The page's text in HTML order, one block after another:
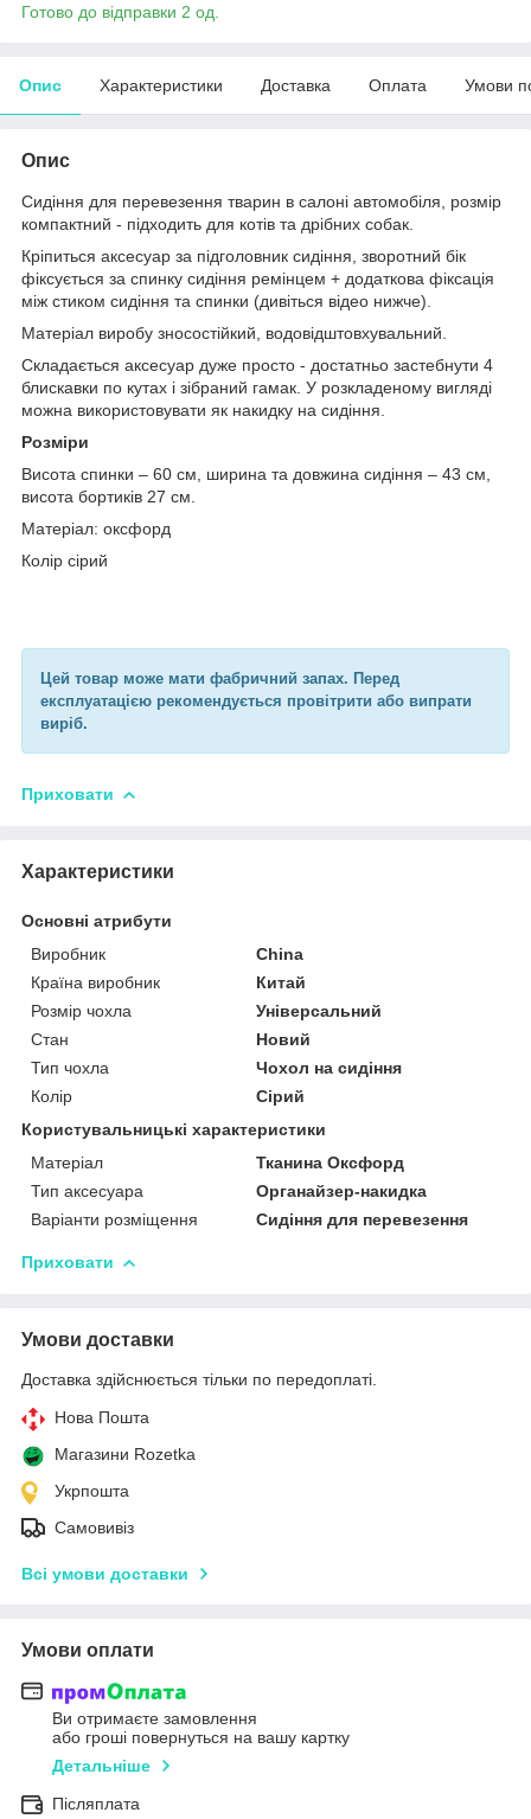
Готово до відправки 2 од.
Опис Характеристики Доставка Оплата Умови
Опис
Сидіння для перевезення тварин в салоні автомобіля, розмір
компактний - підходить для котів та дрібних собак.
Кріпиться аксесуар за підголовник сидіння, зворотний бік
фіксується за спинку сидіння ремінцем + додаткова фіксація
між стиком сидіння та спинки (дивіться відео нижче).
Матеріал виробу зносостійкий, водовідштовхувальний.
Складається аксесуар дуже просто - достатньо застебнути 4
блискавки по кутах і зібраний гамак. У розкладеному вигляді
можна використовувати як накидку на сидіння.
Розміри
Висота спинки – 60 см, ширина та довжина сидіння – 43 см,
висота бортиків 27 см.
Матеріал: оксфорд
Колір сірий
Цей товар може мати фабричний запах. Перед
експлуатацією рекомендується провітрити або випрати
виріб.
Приховати
Характеристики
Основні атрибути
Виробник
China
Країна виробник
Китай
Розмір чохла
Універсальний
Стан
Новий
Тип чохла
Чохол на сидіння
Колір
Сірий
Користувальницькі характеристики
Матеріал
Тканина Оксфорд
Тип аксесуара
Органайзер-накидка
Варіанти розміщення
Сидіння для перевезення
Приховати
Умови доставки
Доставка здійснюється тільки по передоплаті.
Нова Пошта
Магазини Rozetka
Укрпошта
Самовивіз
Всі умови доставки
Умови оплати
Ви отримаєте замовлення
або гроші повернуться на вашу картку
Детальніше
Післяплата